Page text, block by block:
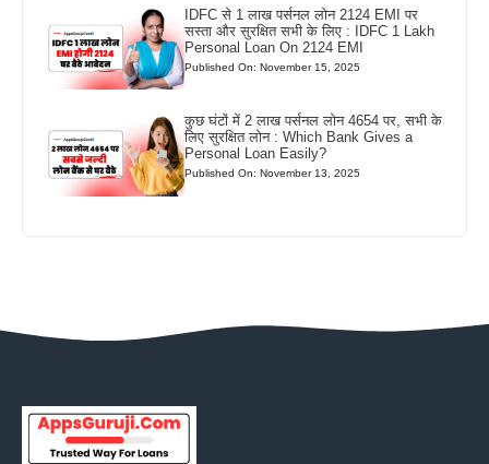
IDFC से 1 लाख पर्सनल लोन 2124 EMI पर
सस्ता और सुरक्षित सभी के लिए : IDFC 1 Lakh
Personal Loan On 2124 EMI
Published On: November 15, 2025
कुछ घंटों में 2 लाख पर्सनल लोन 4654 पर, सभी के
लिए सुरक्षित लोन : Which Bank Gives a
Personal Loan Easily?
Published On: November 13, 2025